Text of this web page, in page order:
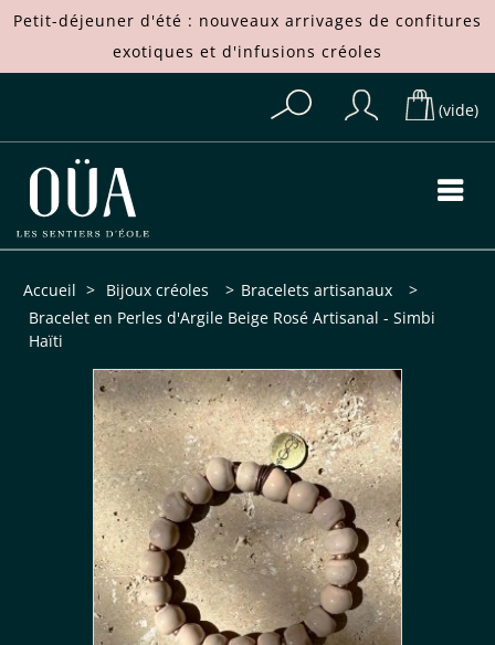
Petit-déjeuner d'été : nouveaux arrivages de confitures
exotiques et d'infusions créoles
(vide)
Accueil > Bijoux créoles > Bracelets artisanaux
>
Bracelet en Perles d'Argile Beige Rosé Artisanal - Simbi
Haïti